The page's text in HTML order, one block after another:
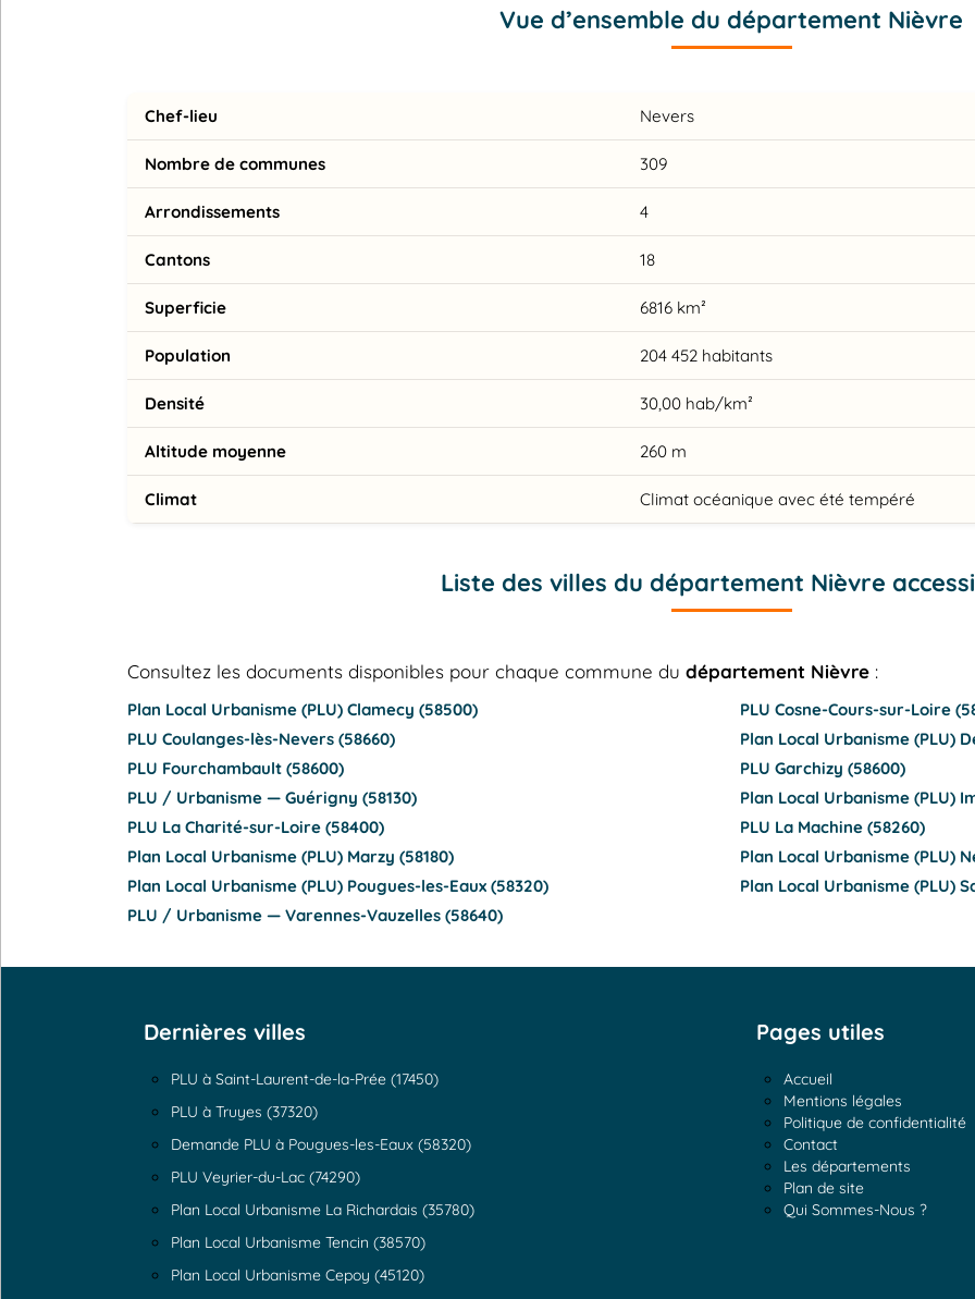
Vue d’ensemble du département Nièvre
Chef-lieu Nevers
Nombre de communes 309
Arrondissements 4
Cantons 18
Superficie 6816 km²
Population 204 452 habitants
Densité 30,00 hab/km²
Altitude moyenne 260 m
Climat Climat océanique avec été tempéré
Liste des villes du département Nièvre
Consultez les documents disponibles pour chaque commune du département Nièvre :
Plan Local Urbanisme (PLU) Clamecy (58500)
PLU Cosne-Cours-sur-Loire
PLU Coulanges-lès-Nevers (58660)
Plan Local Urbanisme (PLU)
PLU Fourchambault (58600)
PLU Garchizy (58600)
PLU / Urbanisme — Guérigny (58130)
Plan Local Urbanisme (PLU)
PLU La Charité-sur-Loire (58400)
PLU La Machine (58260)
Plan Local Urbanisme (PLU) Marzy (58180)
Plan Local Urbanisme (PLU)
Plan Local Urbanisme (PLU) Pougues-les-Eaux (58320)
Plan Local Urbanisme (PLU)
PLU / Urbanisme — Varennes-Vauzelles (58640)
Dernières villes
PLU à Saint-Laurent-de-la-Prée (17450)
PLU à Truyes (37320)
Demande PLU à Pougues-les-Eaux (58320)
PLU Veyrier-du-Lac (74290)
Plan Local Urbanisme La Richardais (35780)
Plan Local Urbanisme Tencin (38570)
Plan Local Urbanisme Cepoy (45120)
Pages utiles
Accueil
Mentions légales
Politique de confidentialité
Contact
Les départements
Plan de site
Qui Sommes-Nous ?